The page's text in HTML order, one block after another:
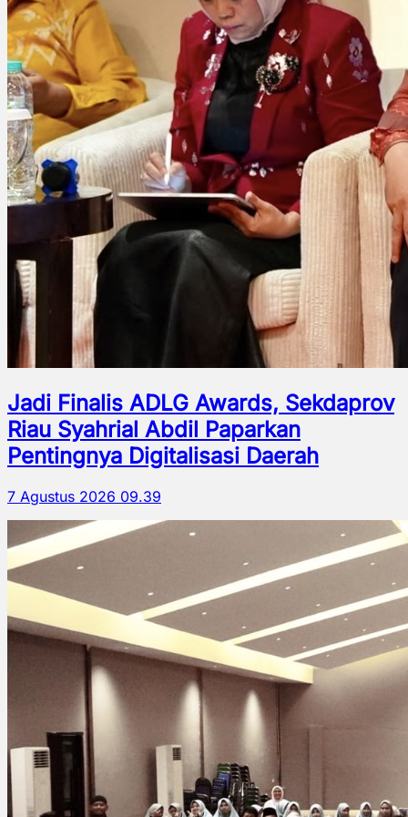
Jadi Finalis ADLG Awards, Sekdaprov
Riau Syahrial Abdil Paparkan
Pentingnya Digitalisasi Daerah
7 Agustus 2026 09.39